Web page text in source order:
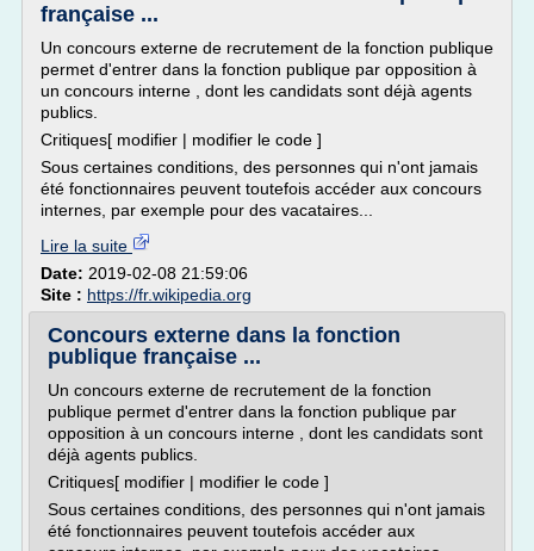
française ...
Un concours externe de recrutement de la fonction publique
permet d'entrer dans la fonction publique par opposition à
un concours interne , dont les candidats sont déjà agents
publics.
Critiques[ modifier | modifier le code ]
Sous certaines conditions, des personnes qui n'ont jamais
été fonctionnaires peuvent toutefois accéder aux concours
internes, par exemple pour des vacataires...
Lire la suite
Date: 2019-02-08 21:59:06
Site : https://fr.wikipedia.org
Concours externe dans la fonction
publique française ...
Un concours externe de recrutement de la fonction
publique permet d'entrer dans la fonction publique par
opposition à un concours interne , dont les candidats sont
déjà agents publics.
Critiques[ modifier | modifier le code ]
Sous certaines conditions, des personnes qui n'ont jamais
été fonctionnaires peuvent toutefois accéder aux